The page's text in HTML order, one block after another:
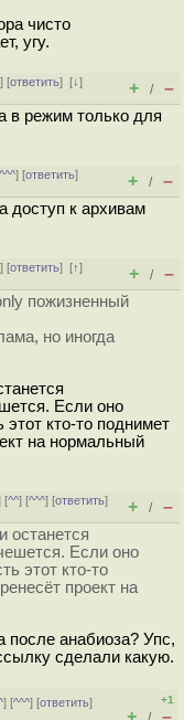
чисто
угу.
] [ответить][↓]
+ / –
в режим только для
^^^] [ответить]
+ / –
доступ к архивам
] [ответить][↑]
+ / –
пожизненный
но иногда
Если оно
этот кто-то поднимет
на нормальный
[^^] [^^^] [ответить]
+ / –
останется
Если оно
этот кто-то
проект на
после анабиоза? Упс,
сделали какую.
] [^^^] [ответить]
+1
+ –